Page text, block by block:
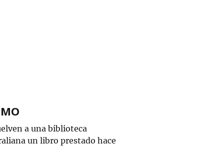
a una biblioteca
un libro prestado hace